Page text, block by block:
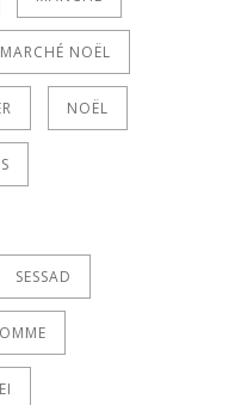
MARCHÉ NOËL
NOËL
SESSAD